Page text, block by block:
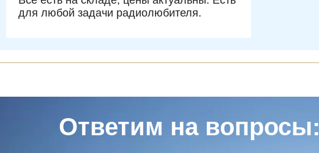
для любой задачи радиолюбителя.
Ответим на вопросы: